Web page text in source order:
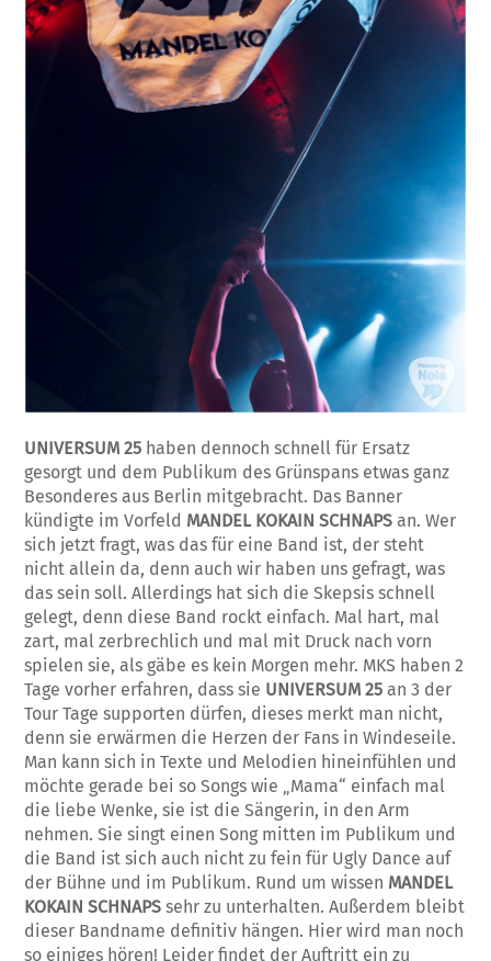
UNIVERSUM 25 haben dennoch schnell für Ersatz
gesorgt und dem Publikum des Grünspans etwas ganz
Besonderes aus Berlin mitgebracht. Das Banner
kündigte im Vorfeld MANDEL KOKAIN SCHNAPS an. Wer
sich jetzt fragt, was das für eine Band ist, der steht
nicht allein da, denn auch wir haben uns gefragt, was
das sein soll. Allerdings hat sich die Skepsis schnell
gelegt, denn diese Band rockt einfach. Mal hart, mal
zart, mal zerbrechlich und mal mit Druck nach vorn
spielen sie, als gäbe es kein Morgen mehr. MKS haben 2
Tage vorher erfahren, dass sie UNIVERSUM 25 an 3 der
Tour Tage supporten dürfen, dieses merkt man nicht,
denn sie erwärmen die Herzen der Fans in Windeseile.
Man kann sich in Texte und Melodien hineinfühlen und
möchte gerade bei so Songs wie „Mama“ einfach mal
die liebe Wenke, sie ist die Sängerin, in den Arm
nehmen. Sie singt einen Song mitten im Publikum und
die Band ist sich auch nicht zu fein für Ugly Dance auf
der Bühne und im Publikum. Rund um wissen MANDEL
KOKAIN SCHNAPS sehr zu unterhalten. Außerdem bleibt
dieser Bandname definitiv hängen. Hier wird man noch
so einiges hören! Leider findet der Auftritt ein zu